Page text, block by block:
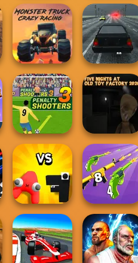
Balance It
Highway Crazy
Bike
Monster Truck
Crazy Racing
Highway Traffic
Penalty Shooters
3
Five Nights at Old
Toy Factory...
Alphabet: Merge
And Fight
Merge 2048 Gun
Rush